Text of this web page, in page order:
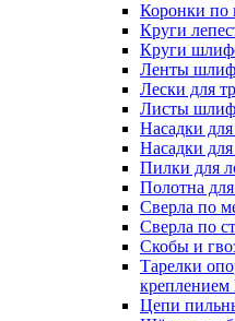
Коронки по
Круги
Круги
Ленты
Лески для
Листы
Насадки
Насадки
Пилки для
Полотна
Сверла по
Сверла по
Скобы и
Тарелки
Цепи